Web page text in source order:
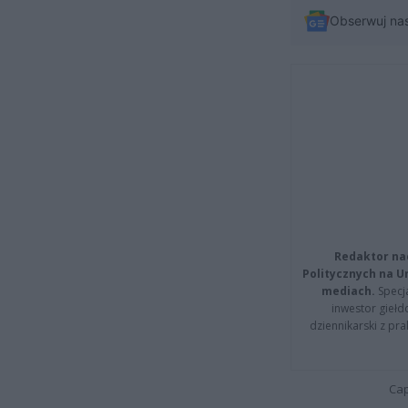
Obserwuj
Redaktor
Politycznych na
mediach.
inwestor
dziennikarski z